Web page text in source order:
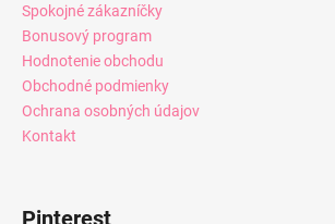
Spokojné zákazníčky
Bonusový program
Hodnotenie obchodu
Obchodné podmienky
Ochrana osobných údajov
Kontakt
Pinterest